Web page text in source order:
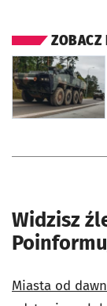
ZOBACZ
otworzy się w nowej
Widzisz
Miasta od